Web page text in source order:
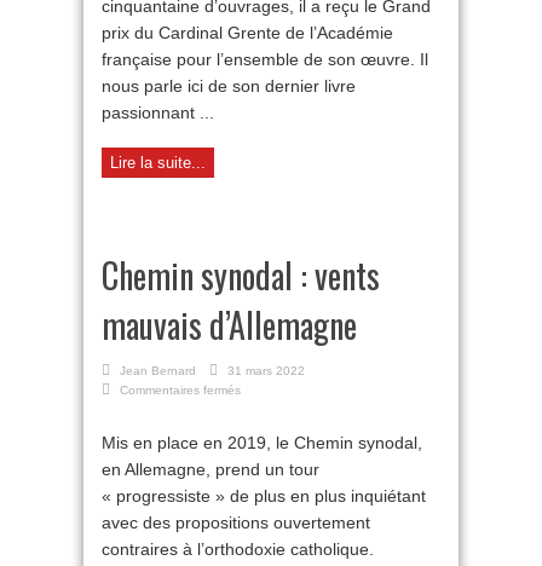
cinquantaine d’ouvrages, il a reçu le Grand
prix du Cardinal Grente de l’Académie
française pour l’ensemble de son œuvre. Il
nous parle ici de son dernier livre
passionnant ...
Lire la suite...
Chemin synodal : vents
mauvais d’Allemagne
Jean Bernard
31 mars 2022
Commentaires fermés
:
vents
d’Allemagne
Mis en place en 2019, le Chemin synodal,
en Allemagne, prend un tour
« progressiste » de plus en plus inquiétant
avec des propositions ouvertement
contraires à l’orthodoxie catholique.